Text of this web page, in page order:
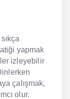
yapmak
izleyebilir
çalışmak,
olur.